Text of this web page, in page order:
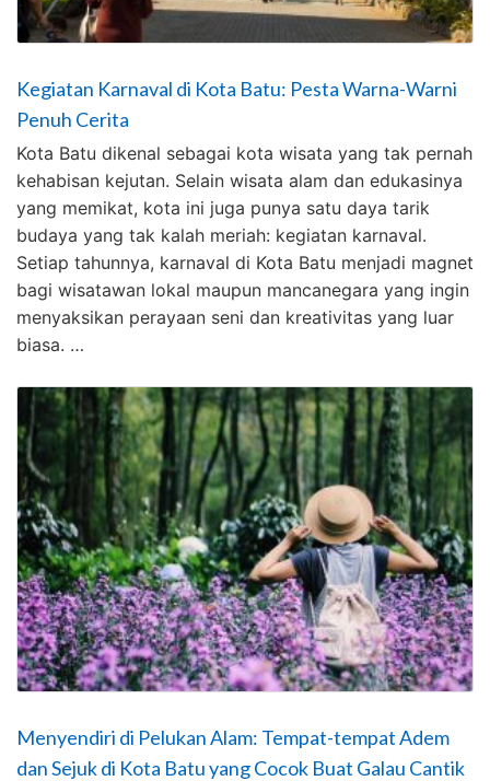
Kegiatan Karnaval di Kota Batu: Pesta Warna-Warni
Penuh Cerita
Kota Batu dikenal sebagai kota wisata yang tak pernah
kehabisan kejutan. Selain wisata alam dan edukasinya
yang memikat, kota ini juga punya satu daya tarik
budaya yang tak kalah meriah: kegiatan karnaval.
Setiap tahunnya, karnaval di Kota Batu menjadi magnet
bagi wisatawan lokal maupun mancanegara yang ingin
menyaksikan perayaan seni dan kreativitas yang luar
biasa. …
Menyendiri di Pelukan Alam: Tempat-tempat Adem
dan Sejuk di Kota Batu yang Cocok Buat Galau Cantik